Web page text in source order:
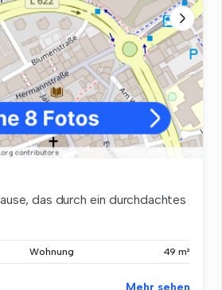
das durch ein durchdachtes
Wohnung 49 m²